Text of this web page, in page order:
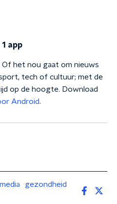
1 app
Of het nou gaat om nieuws
tech of cultuur; met de
op de hoogte. Download
Android.
gezondheid